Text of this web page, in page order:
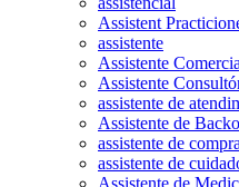
Assistent
assistente
Assistente
Assistente
assistente de
Assistente de
assistente de
assistente de
Assistente de